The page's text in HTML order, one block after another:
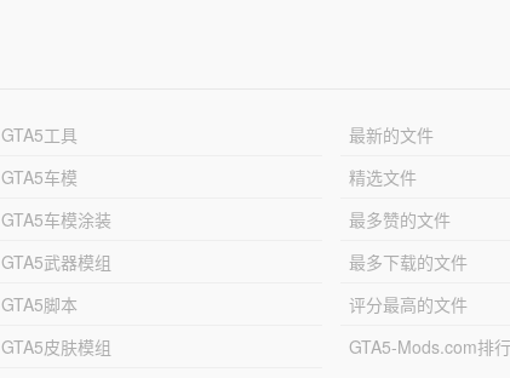
GTA5工具
GTA5车模
GTA5车模涂装
GTA5武器模组
GTA5脚本
GTA5皮肤模组
最新的文件
精选文件
最多赞的文件
最多下载的文件
评分最高的文件
GTA5-Mods.com排